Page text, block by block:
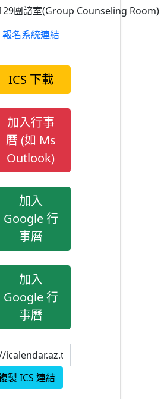
團諮室(Group Counseling Room)
報名系統連結
ICS 下載
加入行事
曆 (如 Ms
Outlook)
加入
Google 行
事曆
加入
Google 行
事曆
製 ICS 連結